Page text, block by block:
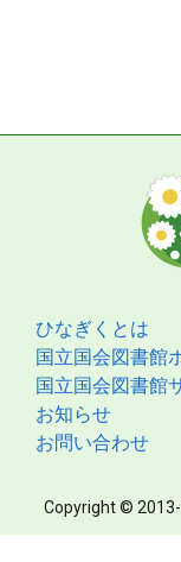
ひなぎくとは
国立国会図書館
国立国会図書館
お知らせ
お問い合わせ
Copyright © 2013-